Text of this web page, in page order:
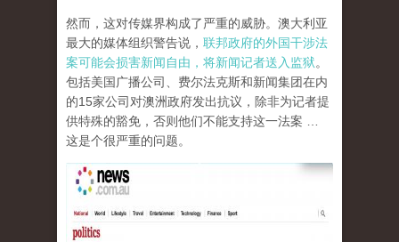
然而，这对传媒界构成了严重的威胁。澳大利亚
最大的媒体组织警告说， 联邦政府的外国干涉法
案可能会损害新闻自由，将新闻记者送入监狱。
包括美国广播公司、费尔法克斯和新闻集团在内
的15家公司对澳洲政府发出抗议，除非为记者提
供特殊的豁免，否则他们不能支持这一法案 …
这是个很严重的问题。